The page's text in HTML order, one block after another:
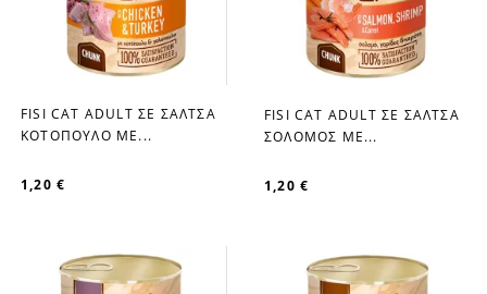
favorite_border
FISI CAT ADULT ΣΕ ΣΑΛΤΣΑ
ΚΟΤΟΠΟΥΛΟ ΜΕ...
1,20 €
favorite_border
FISI CAT ADULT ΣΕ ΣΑΛΤΣΑ
ΣΟΛΟΜΟΣ ΜΕ...
1,20 €